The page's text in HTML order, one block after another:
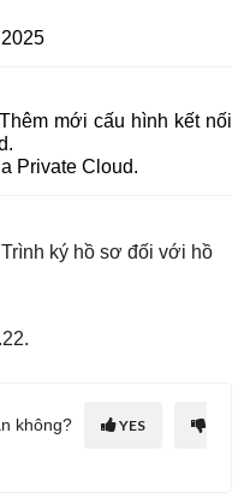
Thêm mới cấu hình kết nối
Private Cloud.
ký hồ sơ đối với hồ
không?
YES